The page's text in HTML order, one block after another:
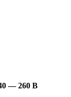
— 260 В